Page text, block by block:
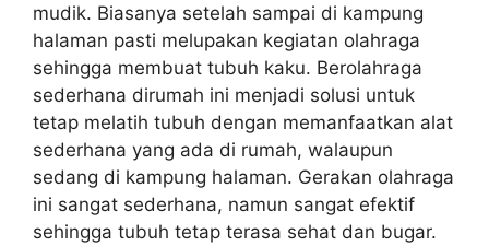
mudik. Biasanya setelah sampai di kampung
halaman pasti melupakan kegiatan olahraga
sehingga membuat tubuh kaku. Berolahraga
sederhana dirumah ini menjadi solusi untuk
tetap melatih tubuh dengan memanfaatkan alat
sederhana yang ada di rumah, walaupun
sedang di kampung halaman. Gerakan olahraga
ini sangat sederhana, namun sangat efektif
sehingga tubuh tetap terasa sehat dan bugar.